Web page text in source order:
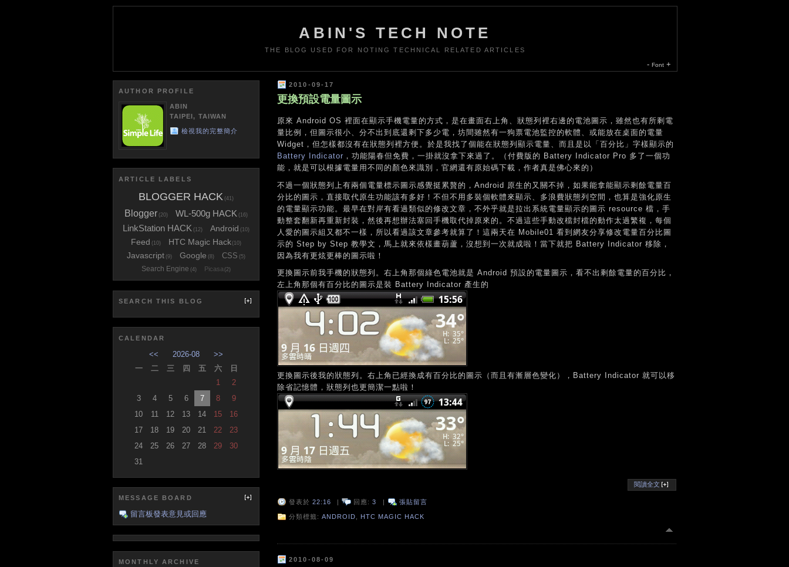
ABIN'S TECH NOTE
THE BLOG USED FOR NOTING TECHNICAL RELATED ARTICLES
- Font +
2010-09-17
更換預設電量圖示
原來 Android OS 裡面在顯示手機電量的方式，是在畫面右上角、狀態列裡右邊的電池圖示，雖然也有所剩電
量比例，但圖示很小、分不出到底還剩下多少電，坊間雖然有一狗票電池監控的軟體、或能放在桌面的電量
Widget，但怎樣都沒有在狀態列裡方便。於是我找了個能在狀態列顯示電量、而且是以「百分比」字樣顯示的
Battery Indicator ，功能陽春但免費，一掛就沒拿下來過了。（付費版的 Battery Indicator Pro 多了一個功
能，就是可以根據電量用不同的顏色來識別，官網還有原始碼下載，作者真是佛心來的）
不過一個狀態列上有兩個電量標示圖示感覺挺累贅的，Android 原生的又關不掉，如果能拿能顯示剩餘電量百
分比的圖示，直接取代原生功能該有多好！不但不用多裝個軟體來顯示、多浪費狀態列空間，也算是強化原生
的電量顯示功能。最早在對岸有看過類似的修改文章，不外乎就是拉出系統電量顯示的圖示 resource 檔，手
動整套翻新再重新封裝，然後再想辦法塞回手機取代掉原來的。不過這些手動改檔封檔的動作太過繁複，每個
人愛的圖示組又都不一樣，所以看過該文章參考就算了！這兩天在 Mobile01 看到網友分享修改電量百分比圖
示的 Step by Step 教學文，馬上就來依樣畫葫蘆，沒想到一次就成啦！當下就把 Battery Indicator 移除，
因為我有更炫更棒的圖示啦！
更換圖示前我手機的狀態列。右上角那個綠色電池就是 Android 預設的電量圖示，看不出剩餘電量的百分比，
左上角那個有百分比的圖示是裝 Battery Indicator 產生的
更換圖示後我的狀態列。右上角已經換成有百分比的圖示（而且有漸層色變化），Battery Indicator 就可以移
除省記憶體，狀態列也更簡潔一點啦！
閱讀全文
發表於 22:16 | 回應: 3 | 張貼留言
分類標籤: ANDROID HTC MAGIC HACK
2010-08-09
AUTHOR PROFILE
ABIN
TAIPEI, TAIWAN
檢視我的完整簡介
ARTICLE LABELS
BLOGGER HACK (41)
Blogger (20) WL-500g HACK (16)
LinkStation HACK (12) Android (10)
Feed (10) HTC Magic Hack(10)
Javascript (9) Google (8) CSS (5)
Search Engine (4) Picasa (2)
SEARCH THIS BLOG
CALENDAR
<< 2026-08
>>
一
二 三 四 五 六
日
1
2
3
4 5 6 7 8
9
10
11 12 13 14 15
16
17
18 19 20 21 22
23
24
25 26 27 28 29
30
31
MESSAGE BOARD
留言板發表意見或回應
MONTHLY ARCHIVE